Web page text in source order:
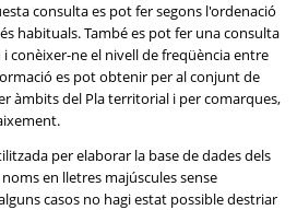
consulta es pot fer segons l'ordenació
habituals. També es pot fer una consulta
conèixer-ne el nivell de freqüència entre
es pot obtenir per al conjunt de
àmbits del Pla territorial i per comarques,
per elaborar la base de dades dels
en lletres majúscules sense
casos no hagi estat possible destriar